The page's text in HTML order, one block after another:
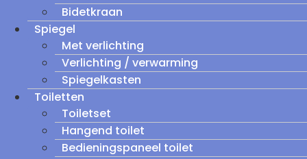
Bidetkraan
Spiegel
Met verlichting
Verlichting / verwarming
Spiegelkasten
Toiletten
Toiletset
Hangend toilet
Bedieningspaneel toilet